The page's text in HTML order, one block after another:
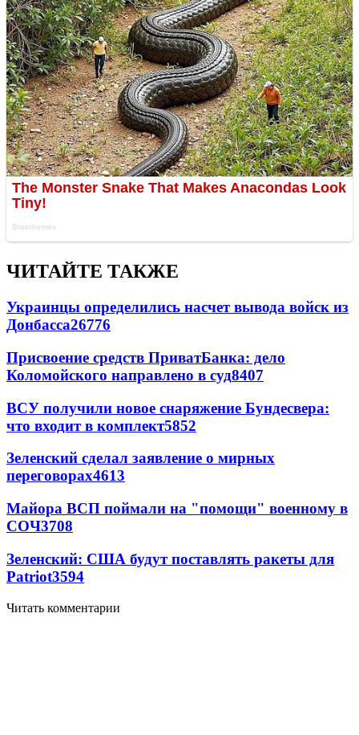
ЧИТАЙТЕ ТАКЖЕ
Украинцы определились насчет вывода войск из
Донбасса26776
Присвоение средств ПриватБанка: дело
Коломойского направлено в суд8407
ВСУ получили новое снаряжение Бундесвера:
что входит в комплект5852
Зеленский сделал заявление о мирных
переговорах4613
Майора ВСП поймали на "помощи" военному в
СОЧ3708
Зеленский: США будут поставлять ракеты для
Patriot3594
Читать комментарии